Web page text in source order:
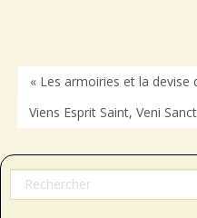
« Les armoiries et la devise
Viens Esprit Saint, Veni